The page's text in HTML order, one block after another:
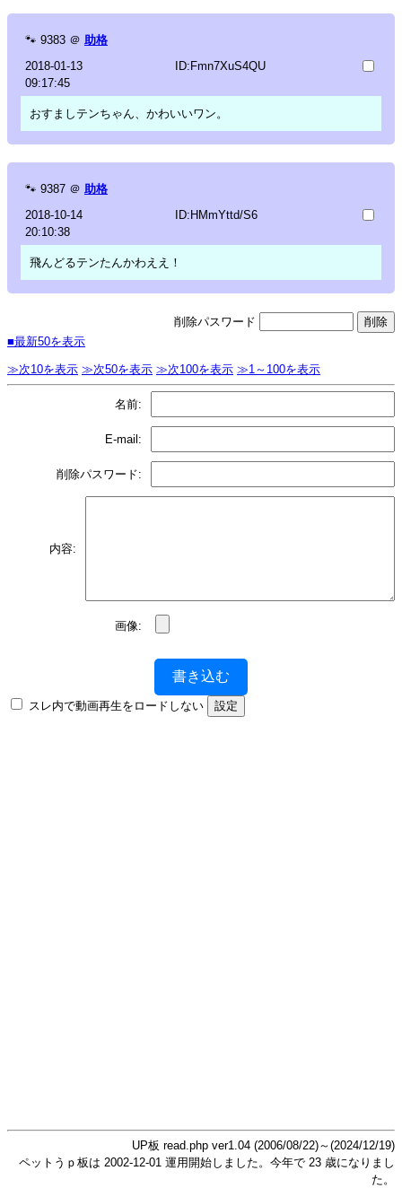
🐾 9383 ＠ 助格
2018-01-13
09:17:45
ID:Fmn7XuS4QU
おすましテンちゃん、かわいいワン。
🐾 9387 ＠ 助格
2018-10-14
20:10:38
ID:HMmYttd/S6
飛んどるテンたんかわええ！
削除パスワード
■最新50を表示
≫次10を表示 ≫次50を表示 ≫次100を表示 ≫1～100を表示
名前:
E-mail:
削除パスワード:
内容:
画像:
書き込む
スレ内で動画再生をロードしない
UP板 read.php ver1.04 (2006/08/22)～(2024/12/19)
ペットうｐ板は 2002-12-01 運用開始しました。今年で 23 歳になりまし
た。